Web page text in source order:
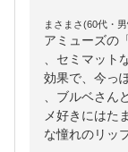
まさまさ(60代・
アミューズの
、セミマット
効果で、今っ
、ブルベさん
メ好きにはた
な憧れのリッ